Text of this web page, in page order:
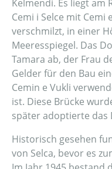
Kelmendi. Es liegt am
Cemi i Selce mit Cemi
verschmilzt, in einer
Meeresspiegel. Das
Tamara ab, der Frau
Gelder für den Bau
Cemin e Vukli
ist. Diese Brücke
später adoptierte das
Historisch gesehen
von Selca, bevor es